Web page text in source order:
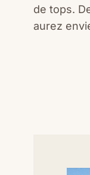
de tops.
aurez